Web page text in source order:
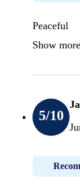
Peaceful
Show more
5/10